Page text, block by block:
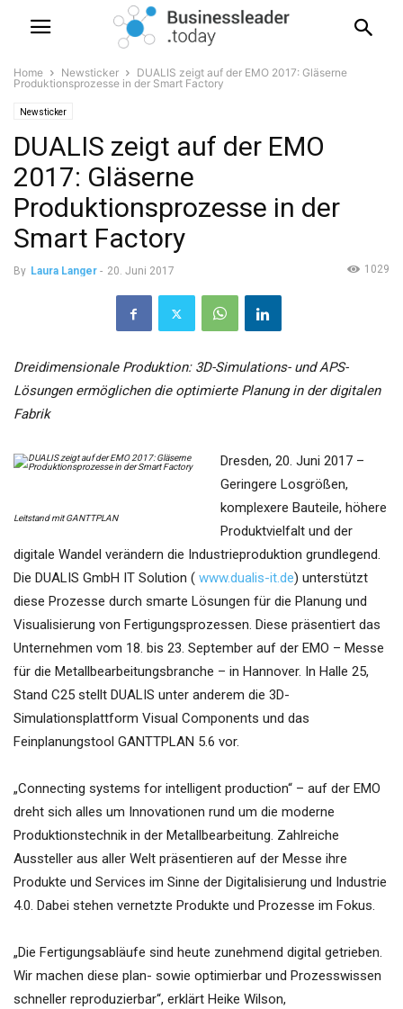
Home Newsticker
DUALIS zeigt auf der EMO 2017: Gläserne
Produktionsprozesse in der Smart Factory
Newsticker
DUALIS zeigt auf der EMO
2017: Gläserne
Produktionsprozesse in der
Smart Factory
By Laura Langer - 20. Juni 2017 1029
Dreidimensionale Produktion: 3D-Simulations- und APS-
Lösungen ermöglichen die optimierte Planung in der digitalen
Fabrik
Leitstand mit GANTTPLAN
Dresden, 20. Juni 2017 –
Geringere Losgrößen,
komplexere Bauteile, höhere
Produktvielfalt und der
digitale Wandel verändern die Industrieproduktion grundlegend.
Die DUALIS GmbH IT Solution ( www.dualis-it.de) unterstützt
diese Prozesse durch smarte Lösungen für die Planung und
Visualisierung von Fertigungsprozessen. Diese präsentiert das
Unternehmen vom 18. bis 23. September auf der EMO – Messe
für die Metallbearbeitungsbranche – in Hannover. In Halle 25,
Stand C25 stellt DUALIS unter anderem die 3D-
Simulationsplattform Visual Components und das
Feinplanungstool GANTTPLAN 5.6 vor.
„Connecting systems for intelligent production“ – auf der EMO
dreht sich alles um Innovationen rund um die moderne
Produktionstechnik in der Metallbearbeitung. Zahlreiche
Aussteller aus aller Welt präsentieren auf der Messe ihre
Produkte und Services im Sinne der Digitalisierung und Industrie
4.0. Dabei stehen vernetzte Produkte und Prozesse im Fokus.
„Die Fertigungsabläufe sind heute zunehmend digital getrieben.
Wir machen diese plan- sowie optimierbar und Prozesswissen
schneller reproduzierbar“, erklärt Heike Wilson,